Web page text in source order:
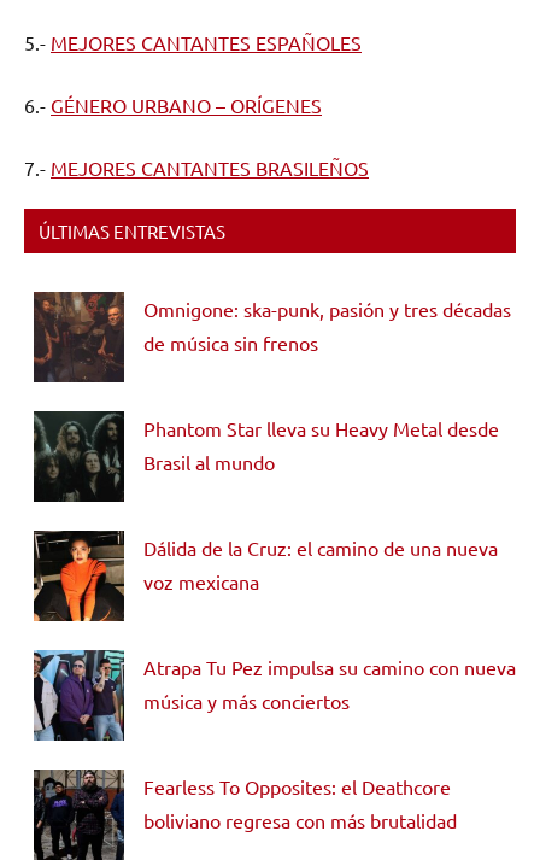
5.- MEJORES CANTANTES ESPAÑOLES
6.- GÉNERO URBANO – ORÍGENES
7.- MEJORES CANTANTES BRASILEÑOS
ÚLTIMAS ENTREVISTAS
Omnigone: ska-punk, pasión y tres décadas
de música sin frenos
Phantom Star lleva su Heavy Metal desde
Brasil al mundo
Dálida de la Cruz: el camino de una nueva
voz mexicana
Atrapa Tu Pez impulsa su camino con nueva
música y más conciertos
Fearless To Opposites: el Deathcore
boliviano regresa con más brutalidad